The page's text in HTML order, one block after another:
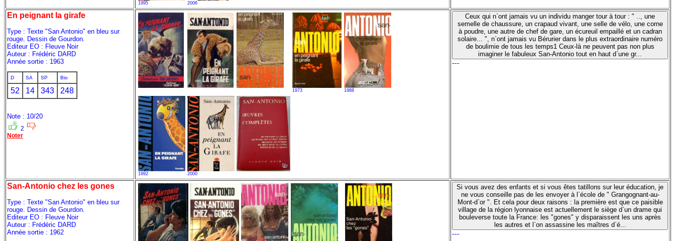
1995 2006
En peignant la girafe
Type : Texte "San Antonio" en bleu sur
rouge. Dessin de Gourdon.
Editeur EO : Fleuve Noir
Auteur : Frédéric DARD
Année sortie : 1963
D SA SP Bio
52 14 343 248
Note : 10/20
2
Noter
1973 1988
1992 2000
Ceux qui n`ont jamais vu un individu manger tour à tour : " .., une
semelle de chaussure, un crapaud vivant, une selle de vélo, une corne
à poudre, une autre de chef de gare, un écureuil empaillé et un cadran
solaire... ", n`ont jamais vu Bérurier dans le plus extraordinaire numéro
de boulimie de tous les temps1 Ceux-là ne peuvent pas non plus
imaginer le fabuleux San-Antonio tout en haut d`une gr...
---
San-Antonio chez les gones
Type : Texte "San Antonio" en bleu sur
rouge. Dessin de Gourdon.
Editeur EO : Fleuve Noir
Auteur : Frédéric DARD
Année sortie : 1962
Si vous avez des enfants et si vous êtes tatillons sur leur éducation, je
ne vous conseille pas de les envoyer à l`école de " Grangognant-au-
Mont-d`or ". Et cela pour deux raisons : la première est que ce paisible
village de la région lyonnaise est actuellement le siège d`un drame qui
bouleverse toute la France: les "gones" y disparaissent les uns après
les autres et l`on assassine les maîtres d`é...
---